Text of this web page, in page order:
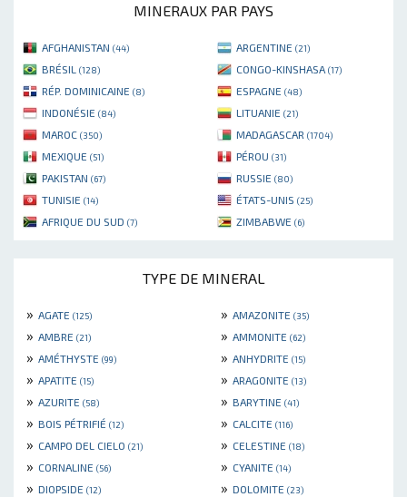
MINERAUX PAR PAYS
AFGHANISTAN (44) ARGENTINE (21)
BRÉSIL (128) CONGO-KINSHASA (17)
RÉP. DOMINICAINE (8) ESPAGNE (48)
INDONÉSIE (84) LITUANIE (21)
MAROC (350) MADAGASCAR (1704)
MEXIQUE (51) PÉROU (31)
PAKISTAN (67) RUSSIE (80)
TUNISIE (14) ÉTATS-UNIS (25)
AFRIQUE DU SUD (7) ZIMBABWE (6)
TYPE DE MINERAL
» AGATE (125) » AMAZONITE (35)
» AMBRE (21) » AMMONITE (62)
» AMÉTHYSTE (99) » ANHYDRITE (15)
» APATITE (15) » ARAGONITE (13)
» AZURITE (58) » BARYTINE (41)
» BOIS PÉTRIFIÉ (12) » CALCITE (116)
» CAMPO DEL CIELO (21) » CELESTINE (18)
» CORNALINE (56) » CYANITE (14)
» DIOPSIDE (12) » DOLOMITE (23)